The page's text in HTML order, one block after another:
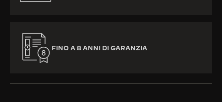
FINO A 8 ANNI DI GARANZIA